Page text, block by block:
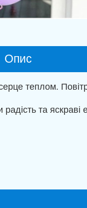
Опис
теплом.
та яскраві